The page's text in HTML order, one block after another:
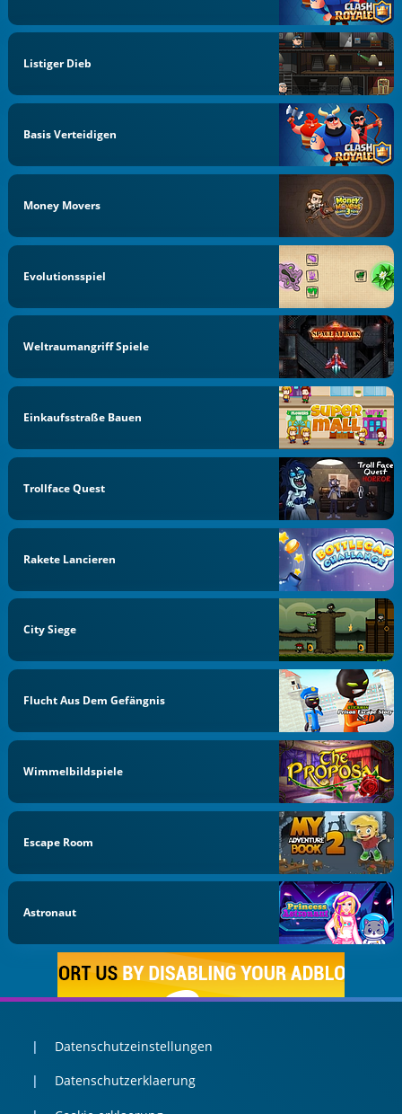
Listiger Dieb
Basis Verteidigen
Money Movers
Evolutionsspiel
Weltraumangriff Spiele
Einkaufsstraße Bauen
Trollface Quest
Rakete Lancieren
City Siege
Flucht Aus Dem Gefängnis
Wimmelbildspiele
Escape Room
Astronaut
Datenschutzeinstellungen
Datenschutzerklaerung